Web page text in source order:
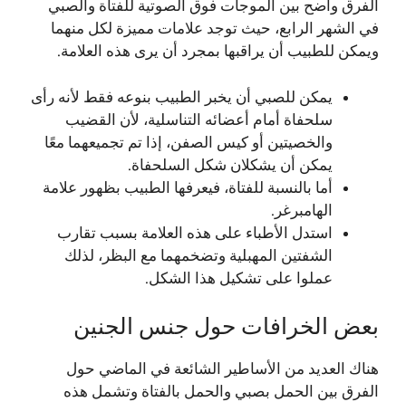
الفرق واضح بين الموجات فوق الصوتية للفتاة والصبي
في الشهر الرابع، حيث توجد علامات مميزة لكل منهما
ويمكن للطبيب أن يراقبها بمجرد أن يرى هذه العلامة.
يمكن للصبي أن يخبر الطبيب بنوعه فقط لأنه رأى
سلحفاة أمام أعضائه التناسلية، لأن القضيب
والخصيتين أو كيس الصفن، إذا تم تجميعهما معًا
يمكن أن يشكلان شكل السلحفاة.
أما بالنسبة للفتاة، فيعرفها الطبيب بظهور علامة
الهامبرغر.
استدل الأطباء على هذه العلامة بسبب تقارب
الشفتين المهبلية وتضخمهما مع البظر، لذلك
عملوا على تشكيل هذا الشكل.
بعض الخرافات حول جنس الجنين
هناك العديد من الأساطير الشائعة في الماضي حول
الفرق بين الحمل بصبي والحمل بالفتاة وتشمل هذه